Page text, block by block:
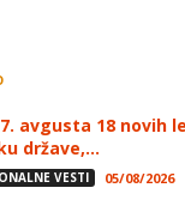
avgusta 18 novih
države,...
VESTI 05/08/2026